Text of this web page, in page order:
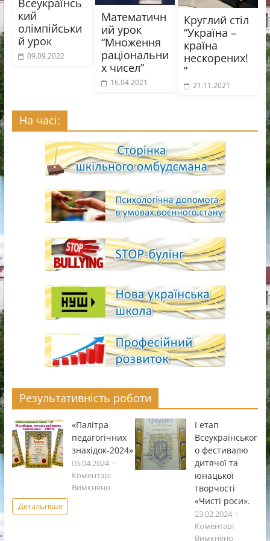
Всеукраїнсь
кий
олімпійськи
й урок
09.09.2022
Математичн
ий урок
“Множення
раціональни
х чисел”
16.04.2021
Круглий стіл
“Україна –
країна
нескорених!
”
21.11.2021
На часі:
Результативність роботи
«Палітра
педагогічних
знахідок-2024»
05.04.2024
Коментарі
Вимкненодо
Детальніше
І етап
Всеукраïнськог
о фестивалю
дитячоï та
юнацькоï
творчостi
«Чистi роси».
23.02.2024
Коментарі
Вимкненодо